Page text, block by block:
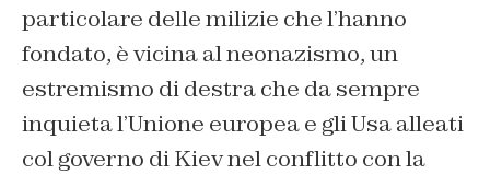
particolare delle milizie che l’hanno
fondato, è vicina al neonazismo, un
estremismo di destra che da sempre
inquieta l’Unione europea e gli Usa alleati
col governo di Kiev nel conflitto con la